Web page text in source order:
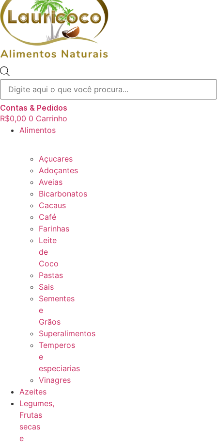
produtos
Contas & Pedidos
R$0,00 0 Carrinho
Alimentos
Açucares
Adoçantes
Aveias
Bicarbonatos
Cacaus
Café
Farinhas
Leite
de
Coco
Pastas
Sais
Sementes
e
Grãos
Superalimentos
Temperos
e
especiarias
Vinagres
Azeites
Legumes,
Frutas
secas
e